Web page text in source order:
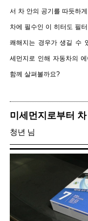
서 차 안의 공기를 따듯하
차에 필수인 이 히터도 필
쾌해 지는 경우가 생길 수
세먼지로 인해 자동차의
함께 살펴볼까요?
미세먼지로부터
청년 님